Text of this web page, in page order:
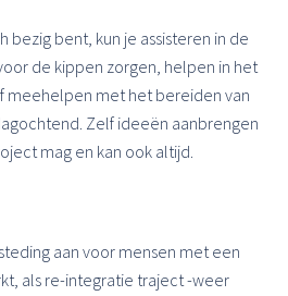
bezig bent, kun je assisteren in de
de kippen zorgen, helpen in het
meehelpen met het bereiden van
Zelf ideeën aanbrengen
mag en kan ook altijd.
aan voor mensen met een
als re-integratie traject -weer